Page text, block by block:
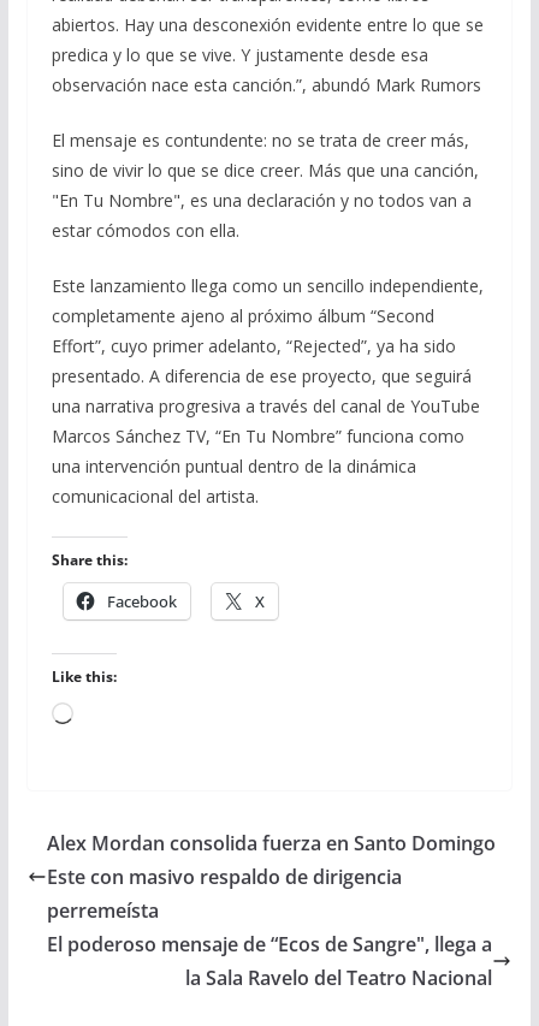
abiertos. Hay una desconexión evidente entre lo que se
predica y lo que se vive. Y justamente desde esa
observación nace esta canción.”, abundó Mark Rumors
El mensaje es contundente: no se trata de creer más,
sino de vivir lo que se dice creer. Más que una canción,
"En Tu Nombre", es una declaración y no todos van a
estar cómodos con ella.
Este lanzamiento llega como un sencillo independiente,
completamente ajeno al próximo álbum “Second
Effort”, cuyo primer adelanto, “Rejected”, ya ha sido
presentado. A diferencia de ese proyecto, que seguirá
una narrativa progresiva a través del canal de YouTube
Marcos Sánchez TV, “En Tu Nombre” funciona como
una intervención puntual dentro de la dinámica
comunicacional del artista.
Share this:
Facebook X
Like this:
Loading…
Alex Mordan consolida fuerza en Santo Domingo
Este con masivo respaldo de dirigencia
perremeísta
El poderoso mensaje de “Ecos de Sangre", llega a
la Sala Ravelo del Teatro Nacional